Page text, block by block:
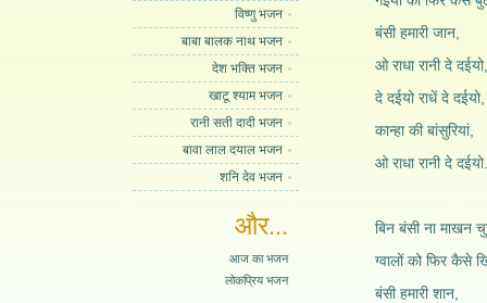
विष्णु भजन
बाबा बालक नाथ भजन
देश भक्ति भजन
खाटू श्याम भजन
रानी सती दादी भजन
बावा लाल दयाल भजन
शनि देव भजन
और...
आज का भजन
लोकप्रिय भजन
बंसी हमारी जान,
ओ राधा रानी दे दईयो,
दे दईयो राधें दे दईयो,
कान्हा की बांसुरियां,
ओ राधा रानी दे
बिन बंसी ना माखन
ग्वालों को फिर कैसे
बंसी हमारी शान,